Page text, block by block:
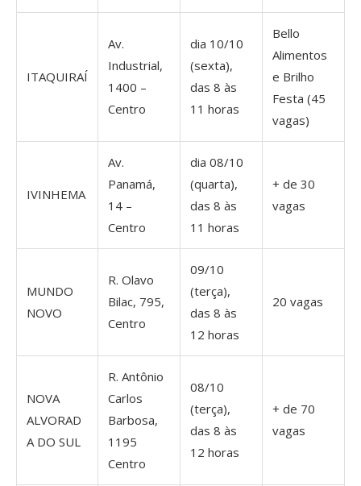
ITAQUIRAÍ
Av.
Industrial,
1400 –
Centro
dia 10/10
(sexta),
das 8 às
11 horas
Bello
Alimentos
e Brilho
Festa (45
vagas)
IVINHEMA
Av.
Panamá,
14 –
Centro
dia 08/10
(quarta),
das 8 às
11 horas
+ de 30
vagas
MUNDO
NOVO
R. Olavo
Bilac, 795,
Centro
09/10
(terça),
das 8 às
12 horas
20 vagas
NOVA
ALVORAD
A DO SUL
R. Antônio
Carlos
Barbosa,
1195
Centro
08/10
(terça),
das 8 às
12 horas
+ de 70
vagas